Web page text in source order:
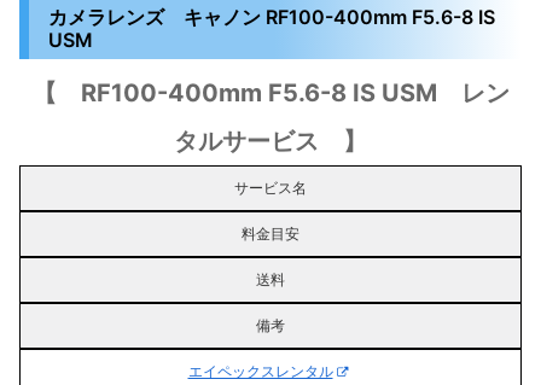
カメラレンズ キャノン RF100-400mm F5.6-8 IS
USM
【 RF100-400mm F5.6-8 IS USM レン
タルサービス 】
サービス名
料金目安
送料
備考
エイペックスレンタル